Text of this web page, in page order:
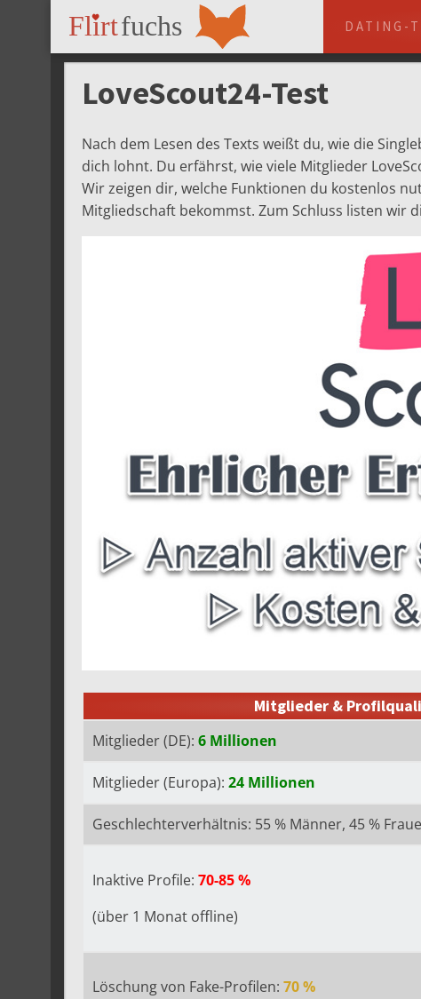
DATING-
LoveScout24-Test
Nach dem Lesen des Texts weißt du, wie die
dich lohnt. Du erfährst, wie viele Mitglieder
Wir zeigen dir, welche Funktionen du kostenlos
Mitgliedschaft bekommst. Zum Schluss listen wir
Mitglieder &
Mitglieder (DE): 6 Millionen
Mitglieder (Europa): 24 Millionen
Geschlechterverhältnis: 55 % Männer, 45 %
Inaktive Profile: 70-85 %
(über 1 Monat offline)
Löschung von Fake-Profilen: 70 %